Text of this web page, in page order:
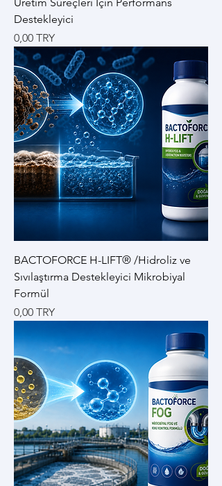
Destekleyici
Цена
0,00 TRY
BACTOFORCE H-LIFT® /Hidroliz ve
Sıvılaştırma Destekleyici Mikrobiyal
Formül
Цена
0,00 TRY